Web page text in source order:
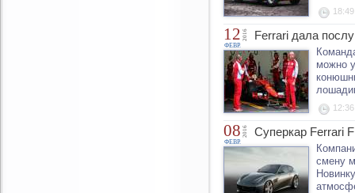
18:49
12
ФЕВР.
2016 Ferrari дала
можно
12:36
08
ФЕВР.
2016 Суперкар Ferrari
смену